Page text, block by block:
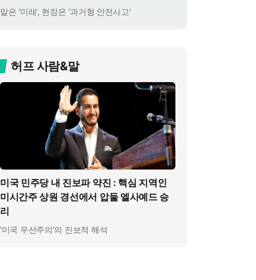
말은 '미래', 현장은 '과거형 안전사고'
허프 사람&말
미국 민주당 내 진보파 약진 : 핵심 지역인
미시간주 상원 경선에서 압둘 엘사예드 승
리
'미국 우선주의'의 진보적 해석